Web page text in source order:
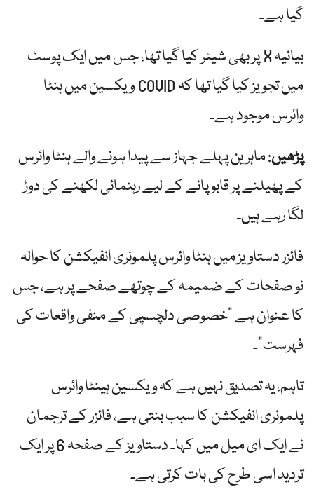
گیا ہے۔
بیانیہ X پر بھی شیئر کیا گیا تھا، جس میں ایک پوسٹ
میں تجویز کیا گیا تھا کہ COVID ویکسین میں ہنٹا
وائرس موجود ہے۔
پڑھیں: ماہرین پہلے جہاز سے پیدا ہونے والے ہنٹا وائرس
کے پھیلنے پر قابو پانے کے لیے رہنمائی لکھنے کی دوڑ
لگا رہے ہیں۔
فائزر دستاویز میں ہنٹا وائرس پلمونری انفیکشن کا حوالہ
نو صفحات کے ضمیمہ کے چوتھے صفحے پر ہے، جس
کا عنوان ہے "خصوصی دلچسپی کے منفی واقعات کی
فہرست”۔
تاہم، یہ تصدیق نہیں ہے کہ ویکسین ہینٹا وائرس
پلمونری انفیکشن کا سبب بنتی ہے، فائزر کے ترجمان
نے ایک ای میل میں کہا۔ دستاویز کے صفحہ 6 پر ایک
تردید اسی طرح کی بات کرتی ہے۔